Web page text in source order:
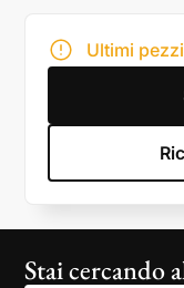
Ultimi pezzi
Stai cercando